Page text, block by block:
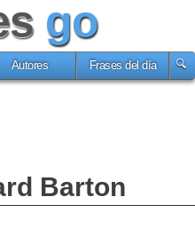
go
Autores Frases del día
Barton